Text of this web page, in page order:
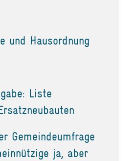
und Hausordnung
Liste
Gemeindeumfrage
ja, aber